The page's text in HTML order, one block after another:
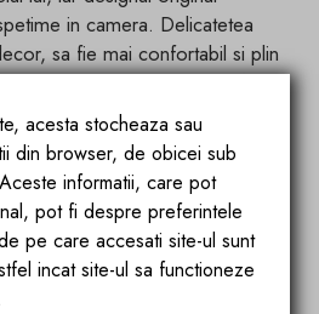
in camera. Delicatetea
sa fie mai confortabil si plin
ale lustrei subliniaza perfect
decor - stilul elegant face ca
tip de camera, inclusiv
copiilor.
acesta stocheaza sau
din browser, de obicei sub
informatii, care pot
pot fi despre preferintele
pe care accesati site-ul sunt
incat site-ul sa functioneze